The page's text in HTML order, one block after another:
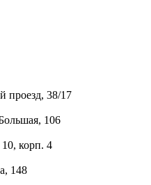
проезд, 38/17
106
корп. 4
148